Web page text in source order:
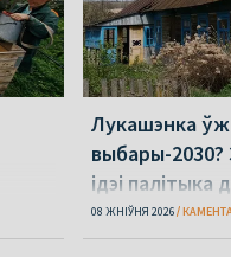
Лукашэнка
выбары-
ідэі палітыка
08 ЖНІЎНЯ 2026